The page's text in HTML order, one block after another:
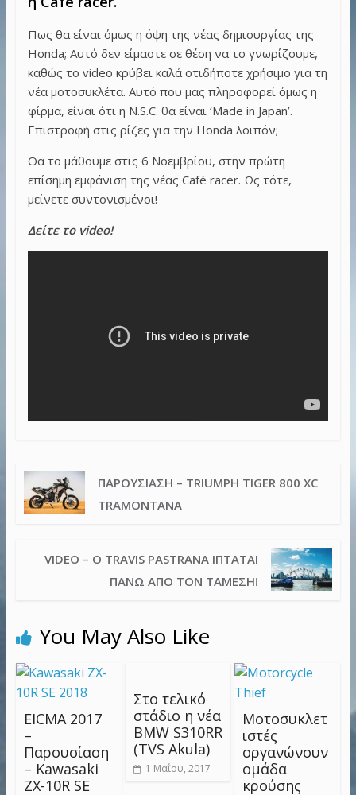
Πως θα είναι όμως η όψη της νέας δημιουργίας της
Honda; Αυτό δεν είμαστε σε θέση να το γνωρίζουμε,
καθώς το video κρύβει καλά οτιδήποτε χρήσιμο για τη
νέα μοτοσυκλέτα. Αυτό που μας πληροφορεί όμως η
φίρμα, είναι ότι η N.S.C. θα είναι ‘Made in Japan’.
Επιστροφή στις ρίζες για την Honda λοιπόν;
Θα το μάθουμε στις 6 Νοεμβρίου, στην πρώτη
επίσημη εμφάνιση της νέας Café racer. Ως τότε,
μείνετε συντονισμένοι!
Δείτε το video!
ΠΑΡΟΥΣΊΑΣΗ – TRIUMPH TIGER 800 XC
TRAMONTANA
VIDEO – Ο TRAVIS PASTRANA ΊΠΤΑΤΑΙ
ΠΆΝΩ ΑΠΌ ΤΟΝ ΤΆΜΕΣΗ!
You May Also Like
EICMA 2017
–
Παρουσίαση
– Kawasaki
ZX-10R SE
Στο τελικό
στάδιο η νέα
BMW S310RR
(TVS Akula)
1 Μαΐου, 2017
Μοτοσυκλετ
ιστές
οργανώνουν
ομάδα
κρούσης